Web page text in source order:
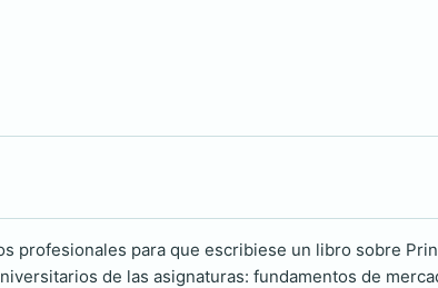
profesionales para que escribiese un libro sobre
de las asignaturas: fundamentos de